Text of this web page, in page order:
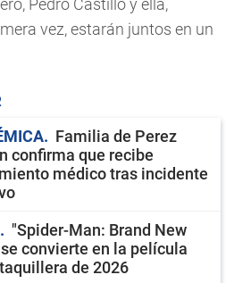
Pedro Castillo y ella,
vez, estarán juntos en un
Familia de Perez
confirma que recibe
médico tras incidente
"Spider-Man: Brand New
convierte en la película
de 2026